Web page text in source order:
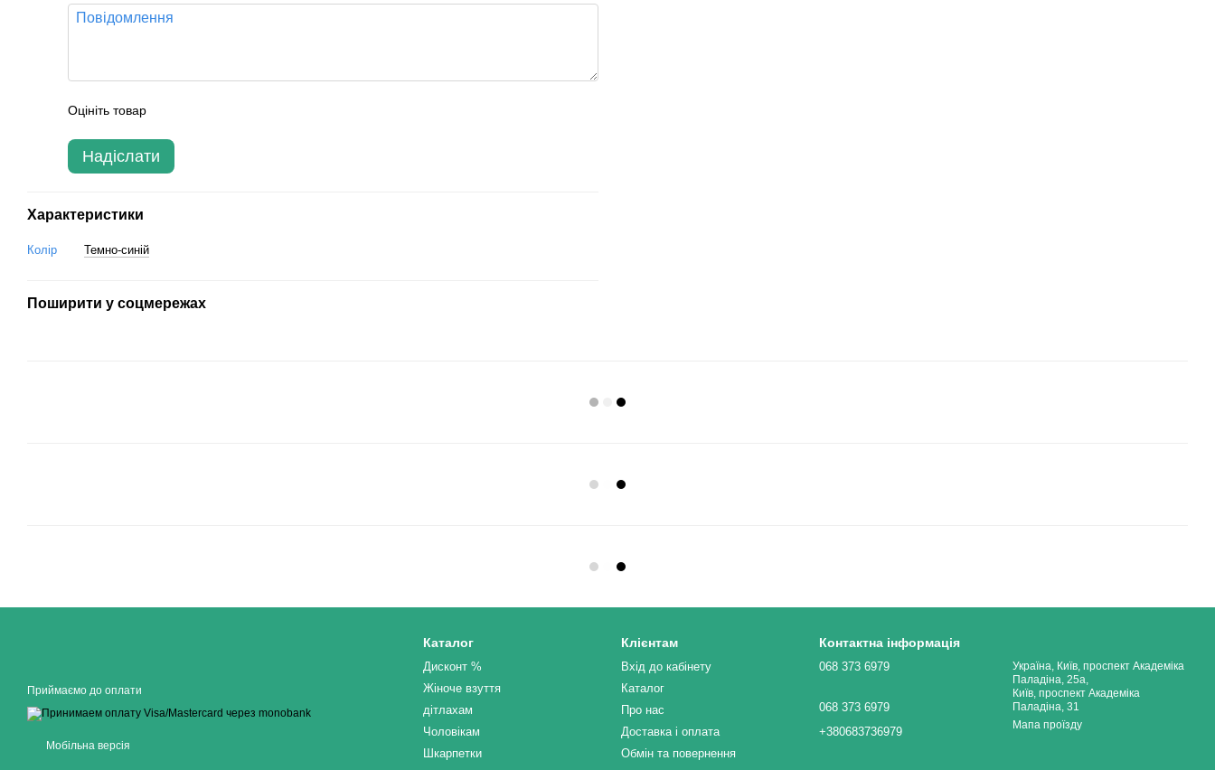
Оцініть товар
Надіслати
Характеристики
Колір Темно-синій
Поширити у соцмережах
Приймаємо до оплати
Мобільна версія
Каталог
Дисконт %
Жіноче взуття
дітлахам
Чоловікам
Шкарпетки
Клієнтам
Вхід до кабінету
Каталог
Про нас
Доставка і оплата
Обмін та повернення
Контактна інформація
068 373 6979
068 373 6979
+380683736979
Україна, Київ, проспект Академіка
Паладіна, 25а,
Київ, проспект Академіка
Паладіна, 31
Мапа проїзду